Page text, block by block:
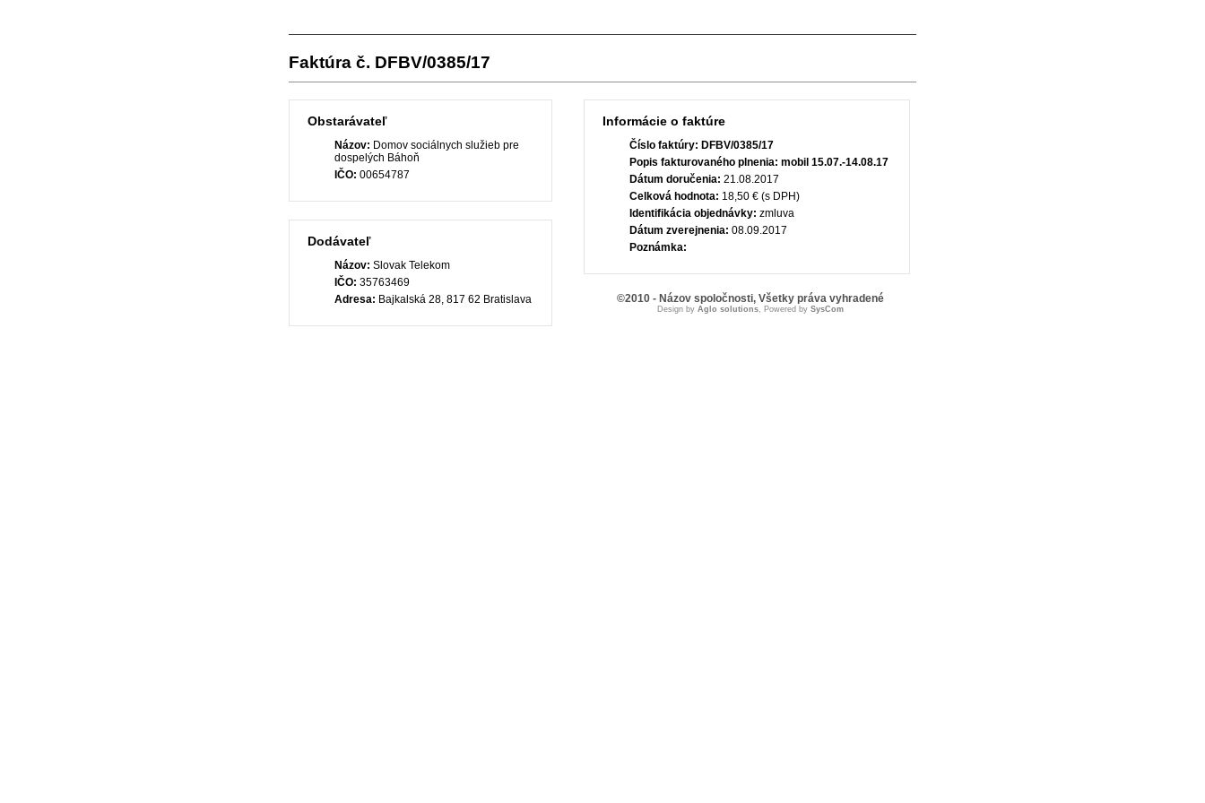
Faktúra č. DFBV/0385/17
Obstarávateľ
Názov: Domov sociálnych služieb pre
dospelých Báhoň
IČO: 00654787
Dodávateľ
Názov: Slovak Telekom
IČO: 35763469
Adresa: Bajkalská 28, 817 62 Bratislava
Informácie o faktúre
Číslo faktúry: DFBV/0385/17
Popis fakturovaného plnenia: mobil 15.07.-14.08.17
Dátum doručenia: 21.08.2017
Celková hodnota: 18,50 € (s DPH)
Identifikácia objednávky: zmluva
Dátum zverejnenia: 08.09.2017
Poznámka:
©2010 - Názov spoločnosti, Všetky práva vyhradené
Design by Aglo solutions, Powered by SysCom